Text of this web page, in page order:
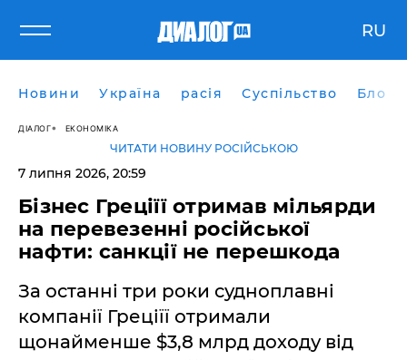
RU
Новини Україна расія Суспільство Блоги
ДІАЛОГ ЕКОНОМІКА
ЧИТАТИ НОВИНУ РОСІЙСЬКОЮ
7 липня 2026, 20:59
Бізнес Греціїї отримав мільярди
на перевезенні російської
нафти: санкції не перешкода
За останні три роки судноплавні
компанії Греціїї отримали
щонайменше $3,8 млрд доходу від